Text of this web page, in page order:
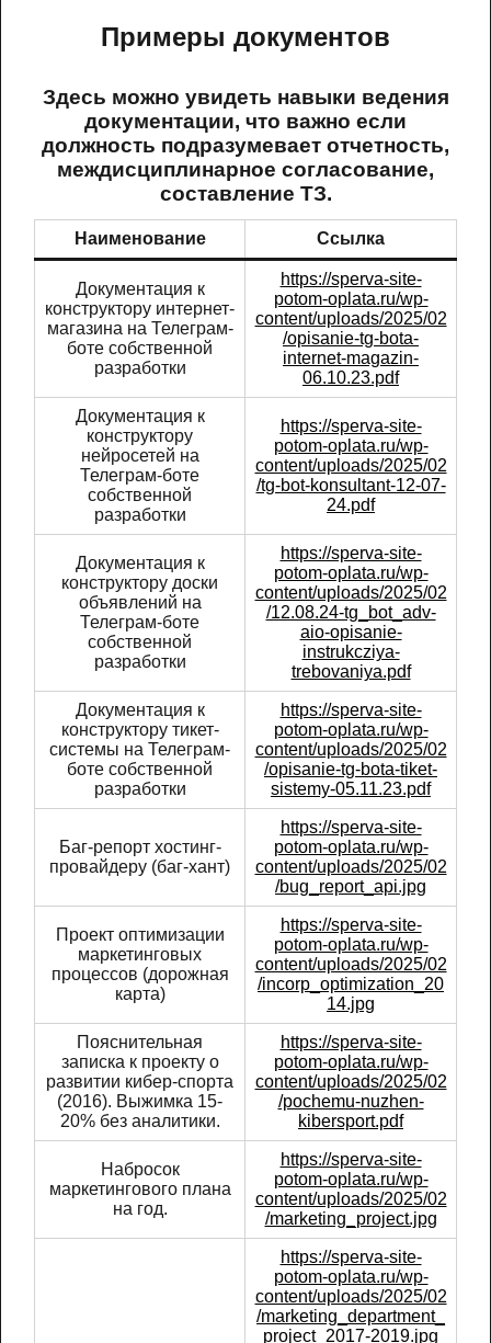
Примеры документов
Здесь можно увидеть навыки ведения
документации, что важно если
должность подразумевает отчетность,
междисциплинарное согласование,
составление ТЗ.
Наименование Ссылка
Документация к
конструктору интернет-
магазина на Телеграм-
боте собственной
разработки
https://sperva-site-
potom-oplata.ru/wp-
content/uploads/2025/02
/opisanie-tg-bota-
internet-magazin-
06.10.23.pdf
Документация к
конструктору
нейросетей на
Телеграм-боте
собственной
разработки
https://sperva-site-
potom-oplata.ru/wp-
content/uploads/2025/02
/tg-bot-konsultant-12-07-
24.pdf
Документация к
конструктору доски
объявлений на
Телеграм-боте
собственной
разработки
https://sperva-site-
potom-oplata.ru/wp-
content/uploads/2025/02
/12.08.24-tg_bot_adv-
aio-opisanie-
instrukcziya-
trebovaniya.pdf
Документация к
конструктору тикет-
системы на Телеграм-
боте собственной
разработки
https://sperva-site-
potom-oplata.ru/wp-
content/uploads/2025/02
/opisanie-tg-bota-tiket-
sistemy-05.11.23.pdf
Баг-репорт хостинг-
провайдеру (баг-хант)
https://sperva-site-
potom-oplata.ru/wp-
content/uploads/2025/02
/bug_report_api.jpg
Проект оптимизации
маркетинговых
процессов (дорожная
карта)
https://sperva-site-
potom-oplata.ru/wp-
content/uploads/2025/02
/incorp_optimization_20
14.jpg
Пояснительная
записка к проекту о
развитии кибер-спорта
(2016). Выжимка 15-
20% без аналитики.
https://sperva-site-
potom-oplata.ru/wp-
content/uploads/2025/02
/pochemu-nuzhen-
kibersport.pdf
Набросок
маркетингового плана
на год.
https://sperva-site-
potom-oplata.ru/wp-
content/uploads/2025/02
/marketing_project.jpg
https://sperva-site-
potom-oplata.ru/wp-
content/uploads/2025/02
/marketing_department_
project_2017-2019.jpg